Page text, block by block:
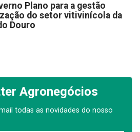
Plano para a gestão
do setor vitivinícola da
Douro
Agronegócios
todas as novidades do nosso